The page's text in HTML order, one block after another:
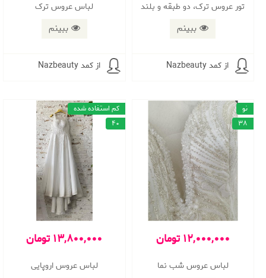
تور عروس ترک، دو طبقه و بلند
ببینم
از کمد Nazbeauty
لباس عروس ترک
ببینم
از کمد Nazbeauty
12,000,000 تومان
لباس عروس شب نما
نو
38
13,800,000 تومان
لباس عروس اروپایی
کم استفاده شده
40